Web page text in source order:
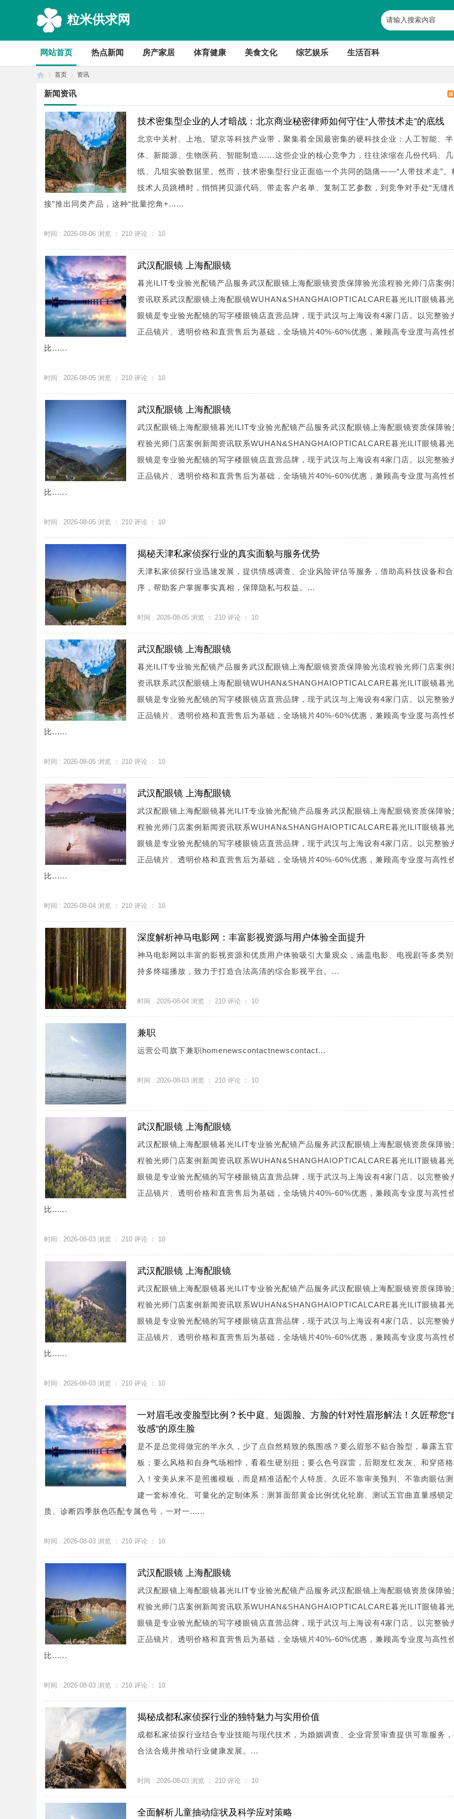
粒米供求网
网站首页 热点新闻 房产家居 体育健康 美食文化 综艺娱乐 生活百科
首页
›
资讯
新闻资讯
技术密集型企业的人才暗战：北京商业秘密律师如何守住“人带技术走”的底线
北京中关村、上地、望京等科技产业带，聚集着全国最密集的硬科技企业：人工智能、
体、新能源、生物医药、智能制造……这些企业的核心竞争力，往往浓缩在几份代码、
纸、几组实验数据里。然而，技术密集型行业正面临一个共同的隐痛——“人带技术走”。
技术人员跳槽时，悄悄拷贝源代码、带走客户名单、复制工艺参数，到竞争对手处“无缝
接”推出同类产品，这种“批量挖角+......
时间 : 2026-08-06 浏览 ： 210 评论 ： 10
武汉配眼镜 上海配眼镜
暮光ILIT专业验光配镜产品服务武汉配眼镜上海配眼镜资质保障验光流程验光师门店案例
资讯联系武汉配眼镜上海配眼镜WUHAN&SHANGHAIOPTICALCARE暮光ILIT眼镜暮
眼镜是专业验光配镜的写字楼眼镜店直营品牌，现于武汉与上海设有4家门店。以完整验
正品镜片、透明价格和直营售后为基础，全场镜片40%-60%优惠，兼顾高专业度与高性
比......
时间 : 2026-08-05 浏览 ： 210 评论 ： 10
武汉配眼镜 上海配眼镜
武汉配眼镜上海配眼镜暮光ILIT专业验光配镜产品服务武汉配眼镜上海配眼镜资质保障验
程验光师门店案例新闻资讯联系WUHAN&SHANGHAIOPTICALCARE暮光ILIT眼镜暮
眼镜是专业验光配镜的写字楼眼镜店直营品牌，现于武汉与上海设有4家门店。以完整验
正品镜片、透明价格和直营售后为基础，全场镜片40%-60%优惠，兼顾高专业度与高性
比......
时间 : 2026-08-05 浏览 ： 210 评论 ： 10
揭秘天津私家侦探行业的真实面貌与服务优势
天津私家侦探行业迅速发展，提供情感调查、企业风险评估等服务，借助高科技设备和
序，帮助客户掌握事实真相，保障隐私与权益。...
时间 : 2026-08-05 浏览 ： 210 评论 ： 10
武汉配眼镜 上海配眼镜
暮光ILIT专业验光配镜产品服务武汉配眼镜上海配眼镜资质保障验光流程验光师门店案例
资讯联系武汉配眼镜上海配眼镜WUHAN&SHANGHAIOPTICALCARE暮光ILIT眼镜暮
眼镜是专业验光配镜的写字楼眼镜店直营品牌，现于武汉与上海设有4家门店。以完整验
正品镜片、透明价格和直营售后为基础，全场镜片40%-60%优惠，兼顾高专业度与高性
比......
时间 : 2026-08-05 浏览 ： 210 评论 ： 10
武汉配眼镜 上海配眼镜
武汉配眼镜上海配眼镜暮光ILIT专业验光配镜产品服务武汉配眼镜上海配眼镜资质保障验
程验光师门店案例新闻资讯联系WUHAN&SHANGHAIOPTICALCARE暮光ILIT眼镜暮
眼镜是专业验光配镜的写字楼眼镜店直营品牌，现于武汉与上海设有4家门店。以完整验
正品镜片、透明价格和直营售后为基础，全场镜片40%-60%优惠，兼顾高专业度与高性
比......
时间 : 2026-08-04 浏览 ： 210 评论 ： 10
深度解析神马电影网：丰富影视资源与用户体验全面提升
神马电影网以丰富的影视资源和优质用户体验吸引大量观众，涵盖电影、电视剧等多类
持多终端播放，致力于打造合法高清的综合影视平台。...
时间 : 2026-08-04 浏览 ： 210 评论 ： 10
兼职
运营公司旗下兼职homenewscontactnewscontact...
时间 : 2026-08-03 浏览 ： 210 评论 ： 10
武汉配眼镜 上海配眼镜
武汉配眼镜上海配眼镜暮光ILIT专业验光配镜产品服务武汉配眼镜上海配眼镜资质保障验
程验光师门店案例新闻资讯联系WUHAN&SHANGHAIOPTICALCARE暮光ILIT眼镜暮
眼镜是专业验光配镜的写字楼眼镜店直营品牌，现于武汉与上海设有4家门店。以完整验
正品镜片、透明价格和直营售后为基础，全场镜片40%-60%优惠，兼顾高专业度与高性
比......
时间 : 2026-08-03 浏览 ： 210 评论 ： 10
武汉配眼镜 上海配眼镜
武汉配眼镜上海配眼镜暮光ILIT专业验光配镜产品服务武汉配眼镜上海配眼镜资质保障验
程验光师门店案例新闻资讯联系WUHAN&SHANGHAIOPTICALCARE暮光ILIT眼镜暮
眼镜是专业验光配镜的写字楼眼镜店直营品牌，现于武汉与上海设有4家门店。以完整验
正品镜片、透明价格和直营售后为基础，全场镜片40%-60%优惠，兼顾高专业度与高性
比......
时间 : 2026-08-03 浏览 ： 210 评论 ： 10
一对眉毛改变脸型比例？长中庭、短圆脸、方脸的针对性眉形解法！久匠帮您"
妆感"的原生脸
是不是总觉得做完的半永久，少了点自然精致的氛围感？要么眉形不贴合脸型，暴露五
板；要么风格和自身气场相悖，看着生硬别扭；要么色号踩雷，后期发红发灰、和穿搭
入！变美从来不是照搬模板，而是精准适配个人特质。久匠不靠审美预判、不靠肉眼估
建一套标准化、可量化的定制体系：测算面部黄金比例优化轮廓、测试五官曲直量感锁
质、诊断四季肤色匹配专属色号，一对一......
时间 : 2026-08-03 浏览 ： 210 评论 ： 10
武汉配眼镜 上海配眼镜
武汉配眼镜上海配眼镜暮光ILIT专业验光配镜产品服务武汉配眼镜上海配眼镜资质保障验
程验光师门店案例新闻资讯联系WUHAN&SHANGHAIOPTICALCARE暮光ILIT眼镜暮
眼镜是专业验光配镜的写字楼眼镜店直营品牌，现于武汉与上海设有4家门店。以完整验
正品镜片、透明价格和直营售后为基础，全场镜片40%-60%优惠，兼顾高专业度与高性
比......
时间 : 2026-08-03 浏览 ： 210 评论 ： 10
揭秘成都私家侦探行业的独特魅力与实用价值
成都私家侦探行业结合专业技能与现代技术，为婚姻调查、企业背景审查提供可靠服务
合法合规并推动行业健康发展。...
时间 : 2026-08-03 浏览 ： 210 评论 ： 10
全面解析儿童抽动症状及科学应对策略